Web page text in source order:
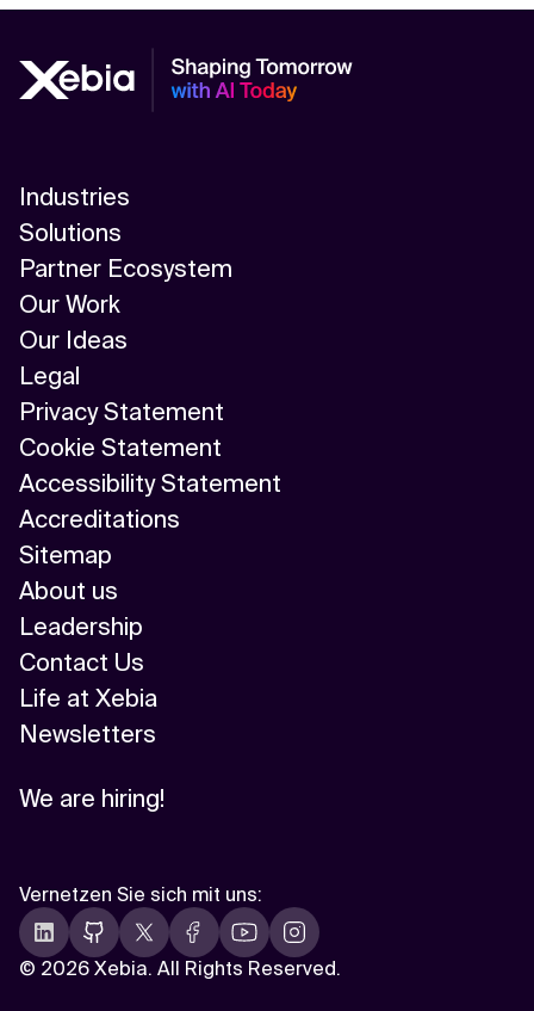
Industries
Solutions
Partner Ecosystem
Our Work
Our Ideas
Legal
Privacy Statement
Cookie Statement
Accessibility Statement
Accreditations
Sitemap
About us
Leadership
Contact Us
Life at Xebia
Newsletters
We are hiring!
© 2026 Xebia. All Rights Reserved.
Vernetzen Sie sich mit uns: